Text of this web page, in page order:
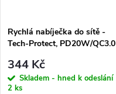
Rychlá nabíječka do sítě -
Tech-Protect, PD20W/QC3.0
344 Kč
Skladem - hned k odeslání
2 ks